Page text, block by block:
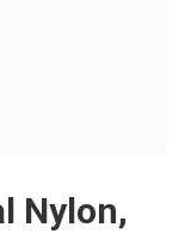
Nylon,